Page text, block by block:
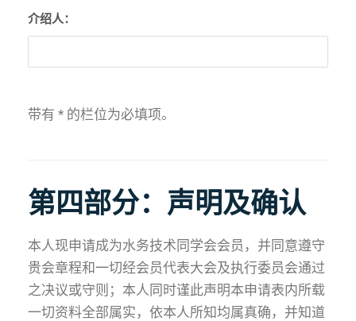
介绍人：
带有 * 的栏位为必填项。
第四部分：声明及确认
本人现申请成为水务技术同学会会员，并同意遵守
贵会章程和一切经会员代表大会及执行委员会通过
之决议或守则；本人同时谨此声明本申请表内所载
一切资料全部属实，依本人所知均属真确，并知道